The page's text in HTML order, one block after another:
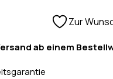
Zur
ab einem